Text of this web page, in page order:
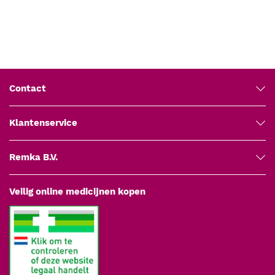
Contact
Klantenservice
Remka B.V.
Veilig online medicijnen kopen